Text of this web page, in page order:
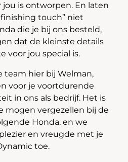
jou is ontworpen. En laten
touch” niet
die je bij ons besteld,
dat de kleinste details
voor jou special is.
team hier bij Welman,
voor je voortdurende
in ons als bedrijf. Het is
mogen vergezellen bij de
Honda, en we
en vreugde met je
toe.